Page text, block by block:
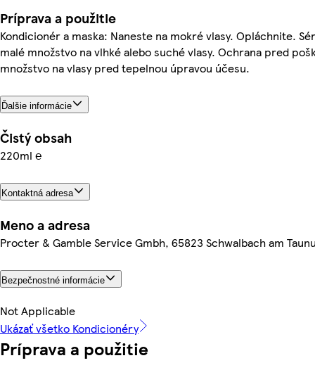
Príprava a použitie
Kondicionér a maska: Naneste na mokré vlasy. Opláchnite.
malé množstvo na vlhké alebo suché vlasy. Ochrana pred
množstvo na vlasy pred tepelnou úpravou účesu.
Ďalšie informácie
Čistý obsah
220ml ℮
Kontaktná adresa
Meno a adresa
Procter & Gamble Service Gmbh, 65823 Schwalbach am
Bezpečnostné informácie
Not Applicable
Ukázať všetko Kondicionéry
Príprava a použitie